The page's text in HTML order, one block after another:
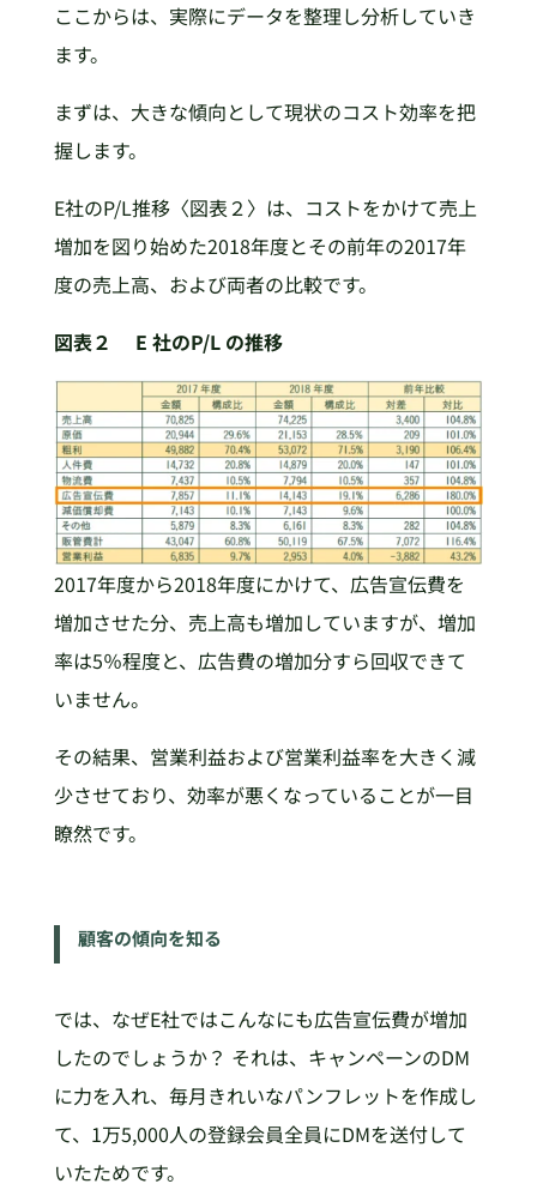
ここからは、実際にデータを整理し分析していき
ます。
まずは、大きな傾向として現状のコスト効率を把
握します。
E社のP/L推移〈図表２〉は、コストをかけて売上
増加を図り始めた2018年度とその前年の2017年
度の売上高、および両者の比較です。
図表２ E 社のP/L の推移
2017年度から2018年度にかけて、広告宣伝費を
増加させた分、売上高も増加していますが、増加
率は5％程度と、広告費の増加分すら回収できて
いません。
その結果、営業利益および営業利益率を大きく減
少させており、効率が悪くなっていることが一目
瞭然です。
顧客の傾向を知る
では、なぜE社ではこんなにも広告宣伝費が増加
したのでしょうか？ それは、キャンペーンのDM
に力を入れ、毎月きれいなパンフレットを作成し
て、1万5,000人の登録会員全員にDMを送付して
いたためです。